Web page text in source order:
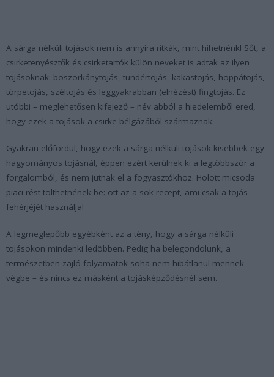
A sárga nélküli tojások nem is annyira ritkák, mint hihetnénk! Sőt, a
csirketenyésztők és csirketartók külön neveket is adtak az ilyen
tojásoknak: boszorkánytojás, tündértojás, kakastojás, hoppátojás,
törpetojás, széltojás és leggyakrabban (elnézést) fingtojás. Ez
utóbbi – meglehetősen kifejező – név abból a hiedelemből ered,
hogy ezek a tojások a csirke bélgázából származnak.
Gyakran előfordul, hogy ezek a sárga nélküli tojások kisebbek egy
hagyományos tojásnál, éppen ezért kerülnek ki a legtöbbször a
forgalomból, és nem jutnak el a fogyasztókhoz. Holott micsoda
piaci rést tölthetnének be: ott az a sok recept, ami csak a tojás
fehérjéjét használja!
A legmeglepőbb egyébként az a tény, hogy a sárga nélküli
tojásokon mindenki ledöbben. Pedig ha belegondolunk, a
természetben zajló folyamatok soha nem hibátlanul mennek
végbe – és nincs ez másként a tojásképződésnél sem.